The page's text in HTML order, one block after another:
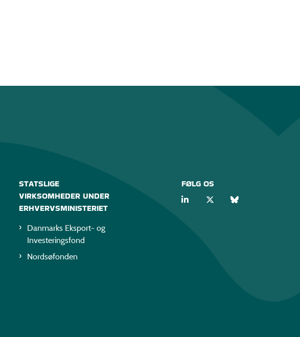
STATSLIGE
VIRKSOMHEDER UNDER
ERHVERVSMINISTERIET
Danmarks Eksport- og
Investeringsfond
Nordsøfonden
FØLG OS